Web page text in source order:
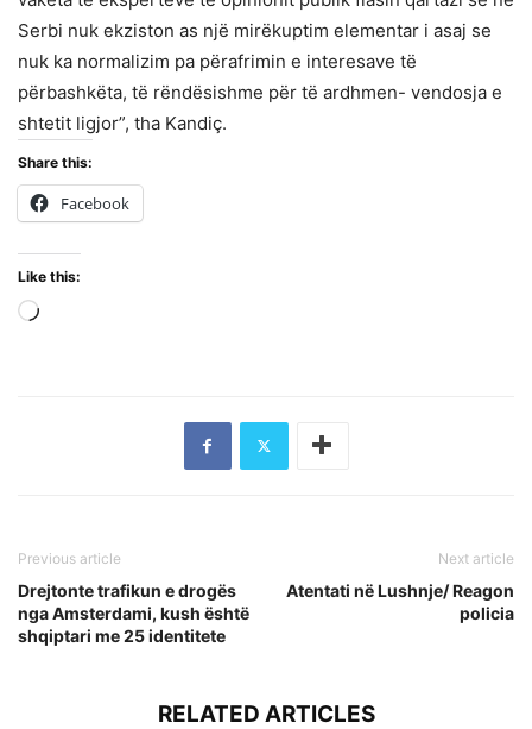
Serbi nuk ekziston as një mirëkuptim elementar i asaj se
nuk ka normalizim pa përafrimin e interesave të
përbashkëta, të rëndësishme për të ardhmen- vendosja e
shtetit ligjor”, tha Kandiç.
Share this:
Facebook
Like this:
Previous article
Drejtonte trafikun e drogës
nga Amsterdami, kush është
shqiptari me 25 identitete
Next article
Atentati në Lushnje/ Reagon
policia
RELATED ARTICLES